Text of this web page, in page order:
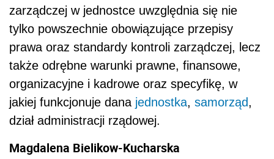
zarządczej w jednostce uwzględnia się nie
tylko powszechnie obowiązujące przepisy
prawa oraz standardy kontroli zarządczej, lecz
także odrębne warunki prawne, finansowe,
organizacyjne i kadrowe oraz specyfikę, w
jakiej funkcjonuje dana jednostka, samorząd,
dział administracji rządowej.
Magdalena Bielikow-Kucharska